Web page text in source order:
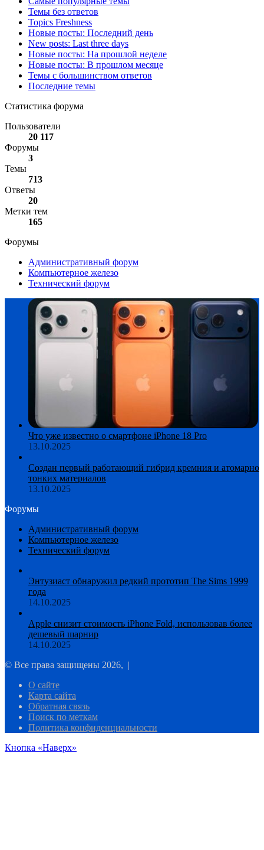
Темы без ответов
Topics Freshness
Новые посты: Последний день
New posts: Last three days
Новые посты: На прошлой неделе
Новые посты: В прошлом месяце
Темы с большинством ответов
Последние темы
Статистика форума
Пользователи
20 117
Форумы
3
Темы
713
Ответы
20
Метки тем
165
Форумы
Административный форум
Компьютерное железо
Технический форум
Что уже известно о смартфоне iPhone 18 Pro
13.10.2025
Создан первый работающий гибрид кремния и атомарно
тонких материалов
13.10.2025
Форумы
Административный форум
Компьютерное железо
Технический форум
Энтузиаст обнаружил редкий прототип The Sims 1999
года
14.10.2025
Apple снизит стоимость iPhone Fold, использовав более
дешевый шарнир
14.10.2025
© Все права защищены 2026, |
О сайте
Карта сайта
Обратная связь
Поиск по меткам
Политика конфиденциальности
Кнопка «Наверх»